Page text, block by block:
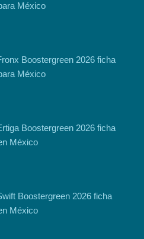
México
Boostergreen 2026 ficha
México
Boostergreen 2026 ficha
México
Boostergreen 2026 ficha
México